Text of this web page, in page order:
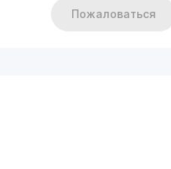
Пожаловаться